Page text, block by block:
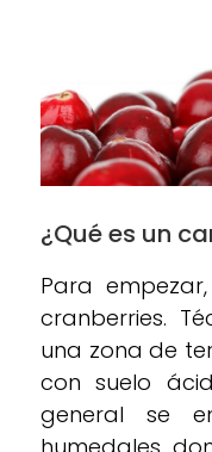
¿Qué es un
Para
cranberries.
una zona de
con suelo
general se